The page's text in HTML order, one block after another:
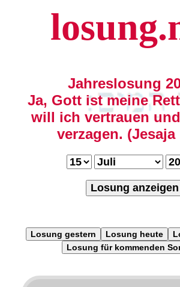
Jahreslosung
Ja, Gott ist meine
will ich vertrauen
verzagen. (Jesaja
Losung anzeigen
Losung gestern Losung heute
Losung für kommenden